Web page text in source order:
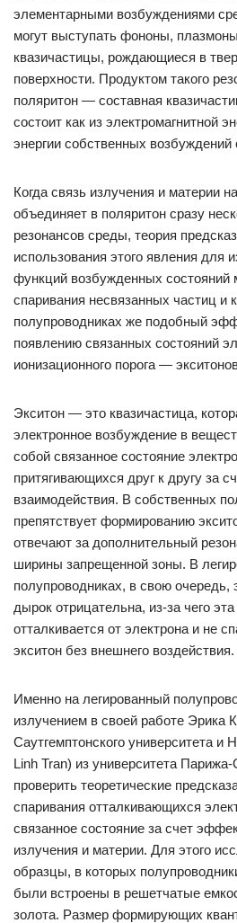
элементарными возбуждениями
могут выступать фононы,
квазичастицы, рождающиеся в
поверхности. Продуктом такого
поляритон — составная
состоит как из электромагнитной
энергии собственных возбуждений
Когда связь излучения и материи
объединяет в поляритон сразу
резонансов среды, теория
использования этого явления для
функций возбужденных состояний
спаривания несвязанных частиц и
полупроводниках же подобный
появлению связанных состояний
ионизационного порога —
Экситон — это квазичастица,
электронное возбуждение в
собой связанное состояние
притягивающихся друг к другу за
взаимодействия. В собственных
препятствует формированию
отвечают за дополнительный
ширины запрещенной зоны. В
полупроводниках, в свою
дырок отрицательна, из-за чего
отталкивается от электрона и не
экситон без внешнего воздействия.
Именно на легированный
излучением в своей работе Эрика
Саутгемптонского университета и
Linh Tran) из университета
проверить теоретические
спаривания отталкивающихся
связанное состояние за счет
излучения и материи. Для этого
образцы, в которых
были встроены в решетчатые
золота. Размер формирующих